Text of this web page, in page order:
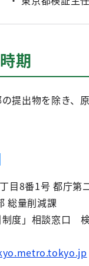
期
提出物を除き、
目8番1号 都庁第
総量削減課
制度」相談窓口